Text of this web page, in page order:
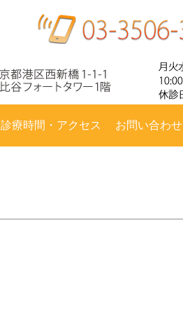
診療時間・アクセス お問い合わせ